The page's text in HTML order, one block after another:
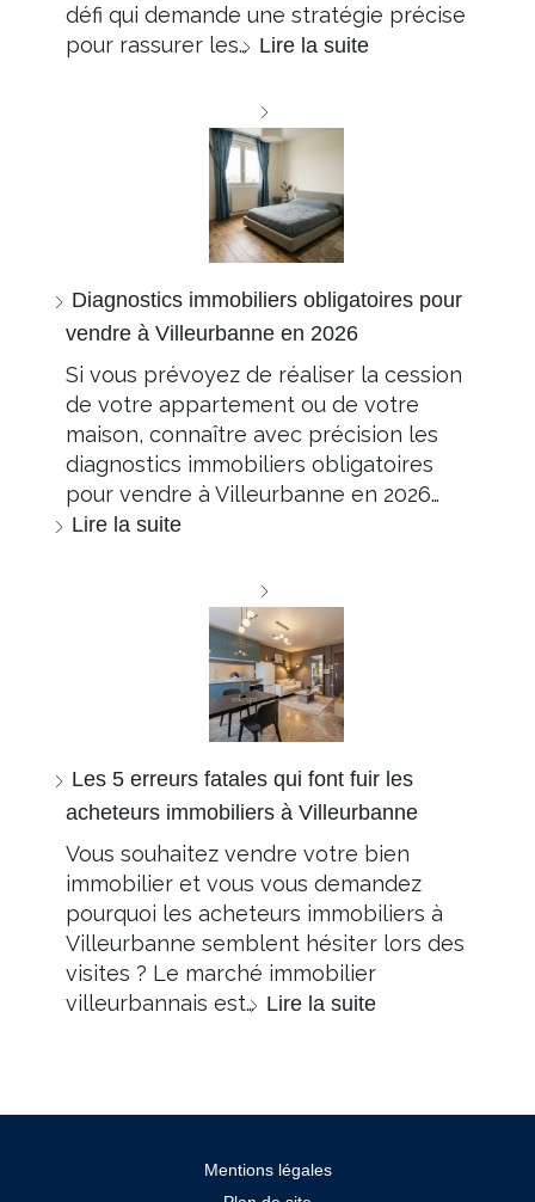
défi qui demande une stratégie précise
pour rassurer les… Lire la suite
Diagnostics immobiliers obligatoires pour
vendre à Villeurbanne en 2026
Si vous prévoyez de réaliser la cession
de votre appartement ou de votre
maison, connaître avec précision les
diagnostics immobiliers obligatoires
pour vendre à Villeurbanne en 2026…
Lire la suite
Les 5 erreurs fatales qui font fuir les
acheteurs immobiliers à Villeurbanne
Vous souhaitez vendre votre bien
immobilier et vous vous demandez
pourquoi les acheteurs immobiliers à
Villeurbanne semblent hésiter lors des
visites ? Le marché immobilier
villeurbannais est… Lire la suite
Mentions légales